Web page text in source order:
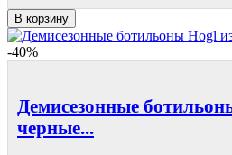
В корзину
-40%
Демисезонные
черные...